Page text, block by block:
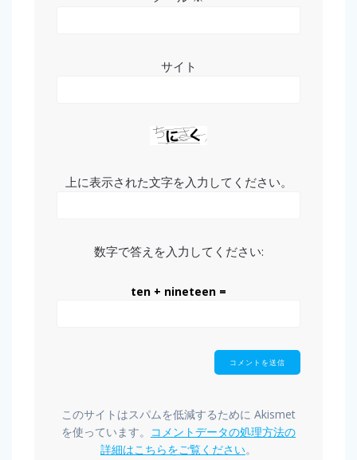
サイト
上に表示された文字を入力してください。
数字で答えを入力してください:
ten + nineteen =
このサイトはスパムを低減するために Akismet
を使っています。 コメントデータの処理方法の
詳細はこちらをご覧ください。